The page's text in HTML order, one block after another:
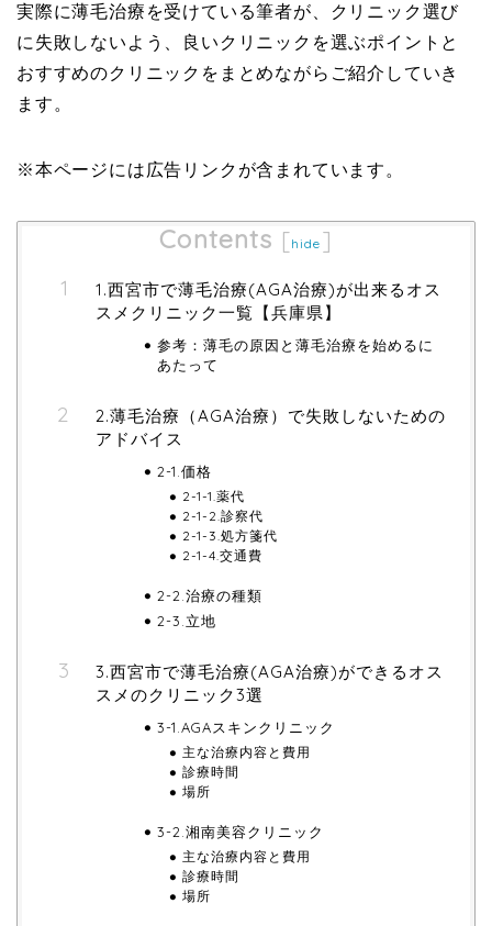
実際に薄毛治療を受けている筆者が、クリニック選び
に失敗しないよう、良いクリニックを選ぶポイントと
おすすめのクリニックをまとめながらご紹介していき
ます。
※本ページには広告リンクが含まれています。
Contents [hide ]
1.西宮市で薄毛治療(AGA治療)が出来るオス
スメクリニック一覧【兵庫県】
参考：薄毛の原因と薄毛治療を始めるに
あたって
2.薄毛治療（AGA治療）で失敗しないための
アドバイス
2-1.価格
2-1-1.薬代
2-1-2.診察代
2-1-3.処方箋代
2-1-4.交通費
2-2.治療の種類
2-3.立地
3.西宮市で薄毛治療(AGA治療)ができるオス
スメのクリニック3選
3-1.AGAスキンクリニック
主な治療内容と費用
診療時間
場所
3-2.湘南美容クリニック
主な治療内容と費用
診療時間
場所